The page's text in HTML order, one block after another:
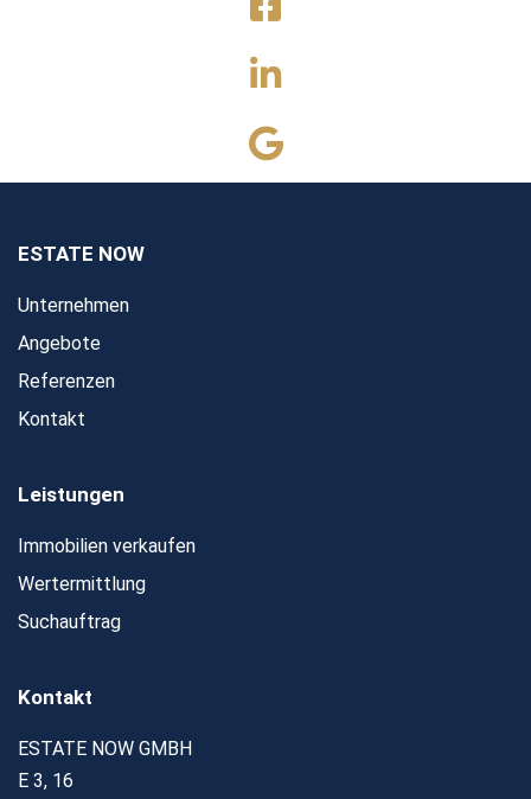
ESTATE NOW
Unternehmen
Angebote
Referenzen
Kontakt
Leistungen
Immobilien verkaufen
Wertermittlung
Suchauftrag
Kontakt
ESTATE NOW GMBH
E 3, 16